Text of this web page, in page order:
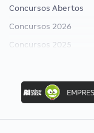
Concursos Abertos
Concursos 2026
Concursos 2025
Concurso Ibama
Concurso MPU
Editais publicados